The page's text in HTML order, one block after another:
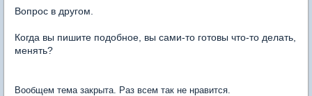
Вопрос в другом.
Когда вы пишите подобное, вы сами-то готовы что-то делать,
менять?
Вообщем тема закрыта. Раз всем так не нравится.